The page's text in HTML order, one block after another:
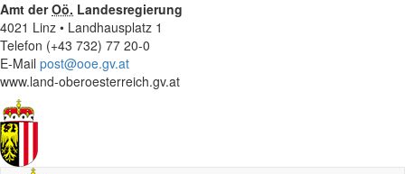
Amt derOö. Landesregierung
4021 Linz • Landhausplatz 1
Telefon (+43 732) 77 20-0
E-Mail post@ooe.gv.at
www.land-oberoesterreich.gv.at